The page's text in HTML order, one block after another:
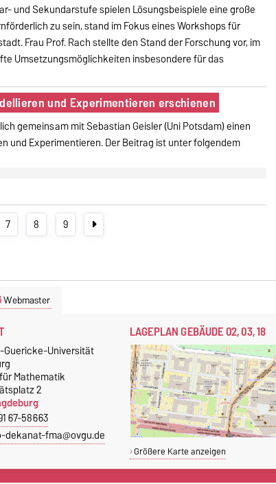
und Sekundarstufe spielen Lösungsbeispiele eine große
zu sein, stand im Fokus eines Workshops für
Frau Prof. Rach stellte den Stand der Forschung vor, im
Umsetzungsmöglichkeiten insbesondere für das
und Experimentieren erschienen
gemeinsam mit Sebastian Geisler (Uni Potsdam) einen
und Experimentieren. Der Beitrag ist unter folgendem
7 8 9
Webmaster
Universität
Mathematik
2
67-58663
dekanat-fma@ovgu.de
LAGEPLAN GEBÄUDE 02, 03, 18
Größere Karte anzeigen